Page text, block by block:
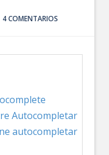
4 COMENTARIOS
Autocompletar
autocompletar